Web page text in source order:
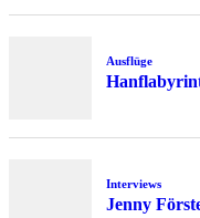
Ausflüge
Interviews
Jenny